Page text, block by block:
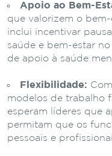
Apoio ao Bem-
que valorizem o
inclui incentivar
saúde e bem-estar
de apoio à saúde
Flexibilidade:
modelos de trabalho
esperam líderes que
permitam que os
pessoais e